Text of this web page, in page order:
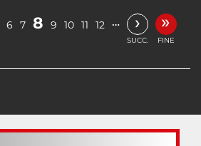
6 7 8 9 10 11 12 … ›
SUCC.
»
FINE